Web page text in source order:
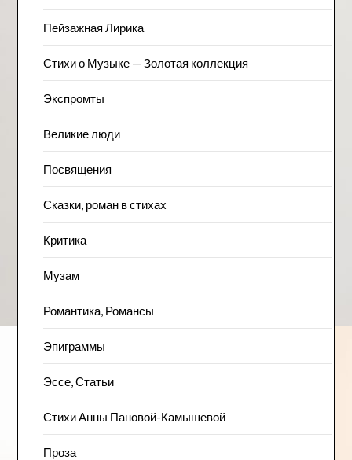
Пейзажна​я Лирика
Стихи о Музыке — Золотая коллекция
Экспромты
Великие люди
Посвящения
Сказки, роман в стихах
Критика
Музам
Романтика, Романсы
Эпиграммы
Эссе, Статьи
Стихи Анны Пановой-Камышевой
Проза